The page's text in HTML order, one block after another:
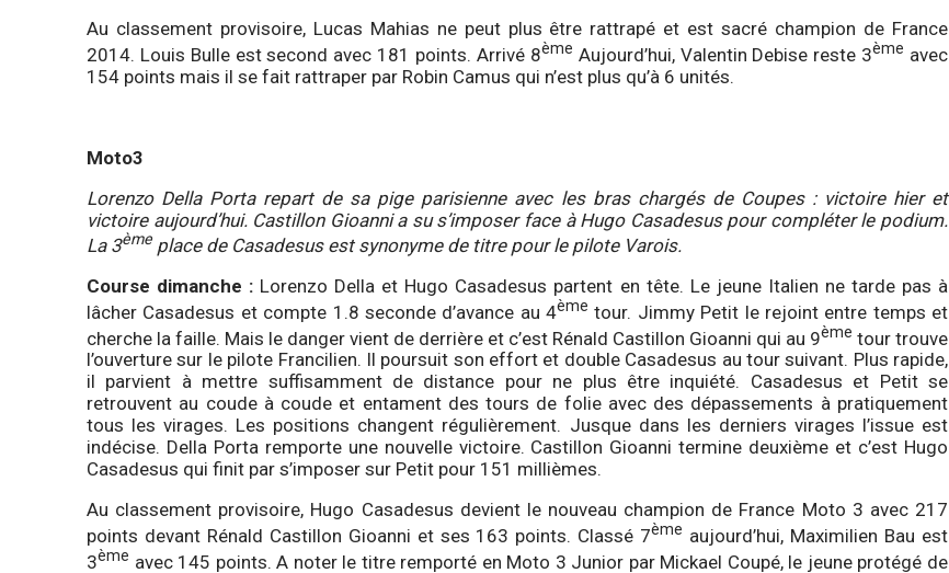
Au classement provisoire, Lucas Mahias ne peut plus être rattrapé et est sacré champion de France
2014. Louis Bulle est second avec 181 points. Arrivé 8ème Aujourd’hui, Valentin Debise reste 3ème avec
154 points mais il se fait rattraper par Robin Camus qui n’est plus qu’à 6 unités.
Moto3
Lorenzo Della Porta repart de sa pige parisienne avec les bras chargés de Coupes : victoire hier et
victoire aujourd’hui. Castillon Gioanni a su s’imposer face à Hugo Casadesus pour compléter le podium.
La 3ème place de Casadesus est synonyme de titre pour le pilote Varois.
Course dimanche : Lorenzo Della et Hugo Casadesus partent en tête. Le jeune Italien ne tarde pas à
lâcher Casadesus et compte 1.8 seconde d’avance au 4ème tour. Jimmy Petit le rejoint entre temps et
cherche la faille. Mais le danger vient de derrière et c’est Rénald Castillon Gioanni qui au 9ème tour trouve
l’ouverture sur le pilote Francilien. Il poursuit son effort et double Casadesus au tour suivant. Plus rapide,
il parvient à mettre suffisamment de distance pour ne plus être inquiété. Casadesus et Petit se
retrouvent au coude à coude et entament des tours de folie avec des dépassements à pratiquement
tous les virages. Les positions changent régulièrement. Jusque dans les derniers virages l’issue est
indécise. Della Porta remporte une nouvelle victoire. Castillon Gioanni termine deuxième et c’est Hugo
Casadesus qui finit par s’imposer sur Petit pour 151 millièmes.
Au classement provisoire, Hugo Casadesus devient le nouveau champion de France Moto 3 avec 217
points devant Rénald Castillon Gioanni et ses 163 points. Classé 7ème aujourd’hui, Maximilien Bau est
3ème avec 145 points. A noter le titre remporté en Moto 3 Junior par Mickael Coupé, le jeune protégé de